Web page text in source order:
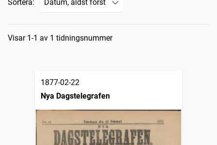
Sortera:
Sökresultat
Visar 1-1 av 1 tidningsnummer
1877-02-22
Nya Dagstelegrafen